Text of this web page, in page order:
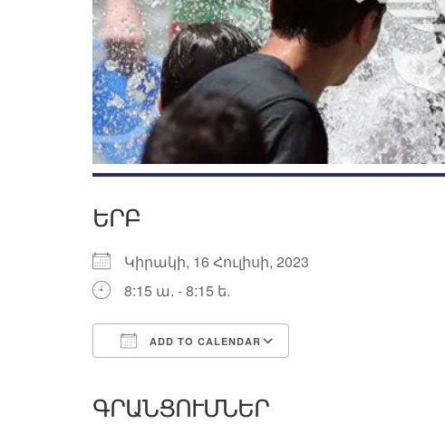
ԵՐԲ
Կիրակի, 16 Հուլիսի, 2023
8:15 ա. - 8:15 ե.
ADD TO CALENDAR
ԳՐԱՆՑՈՒՄՆԵՐ